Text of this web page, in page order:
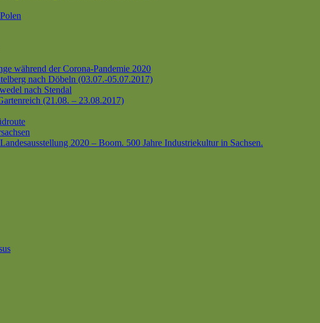
während der Corona-Pandemie 2020
nach Döbeln (03.07.-05.07.2017)
nach Stendal
(21.08. – 23.08.2017)
2020 – Boom. 500 Jahre Industriekultur in Sachsen.